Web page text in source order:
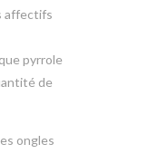
affectifs
pyrrole
de
ongles